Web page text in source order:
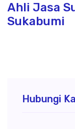
Ahli Jasa
Sukabumi
Hubungi